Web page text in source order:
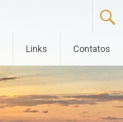
Links Contatos